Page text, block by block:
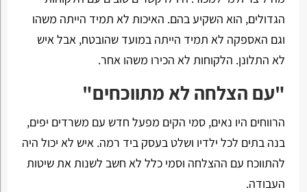
הגדולים, הוא השקיע בהם. האיכות לא תמיד הייתה משהו
וגם האספקה לא תמיד הייתה במועד שהובטח, אבל איש
לא התלונן. הלקוחות לא הכירו משהו אחר.
"עם הצלחה לא מתווכחים"
הרווחים היו נאים, סמי הקים מפעל חדש עם משרדים יפים,
בנה בתים לכל ילדיו ושלט בעסק ביד רמה. איש לא יכול היה
להתווכח עם ההצלחה וסמי כלל לא חשב לשנות את שיטות
העבודה.